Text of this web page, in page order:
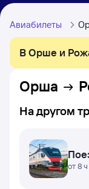
Авиабилеты
В Орше и
Орша
На другом
от 8